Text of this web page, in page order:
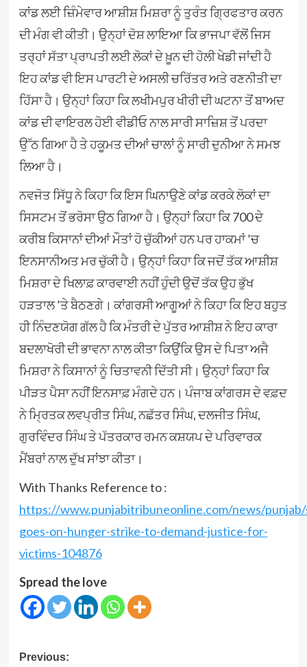
ਕਾਂਡ ਲਈ ਜ਼ਿੰਮੇਵਾਰ ਆਸ਼ੀਸ਼ ਮਿਸ਼ਰਾ ਨੂੰ ਤੁਰੰਤ ਗ੍ਰਿਫਤਾਰ ਕਰਨ
ਦੀ ਮੰਗ ਵੀ ਕੀਤੀ। ਉਨ੍ਹਾਂ ਦੋਸ਼ ਲਾਇਆ ਕਿ ਭਾਜਪਾ ਵੱਲੋਂ ਜਿਸ
ਤਰ੍ਹਾਂ ਸੱਤਾ ਪ੍ਰਾਪਤੀ ਲਈ ਲੋਕਾਂ ਦੇ ਖ਼ੂਨ ਦੀ ਹੋਲੀ ਖੇਡੀ ਜਾਂਦੀ ਹੈ
ਇਹ ਕਾਂਡ ਵੀ ਇਸ ਪਾਰਟੀ ਦੇ ਅਸਲੀ ਚਰਿੱਤਰ ਅਤੇ ਰਣਨੀਤੀ ਦਾ
ਹਿੱਸਾ ਹੈ। ਉਨ੍ਹਾਂ ਕਿਹਾ ਕਿ ਲਖੀਮਪੁਰ ਖੀਰੀ ਦੀ ਘਟਨਾ ਤੋਂ ਬਾਅਦ
ਕਾਂਡ ਦੀ ਵਾਇਰਲ ਹੋਈ ਵੀਡੀਓ ਨਾਲ ਸਾਰੀ ਸਾਜ਼ਿਸ਼ ਤੋਂ ਪਰਦਾ
ਉੱਠ ਗਿਆ ਹੈ ਤੇ ਹਕੂਮਤ ਦੀਆਂ ਚਾਲਾਂ ਨੂੰ ਸਾਰੀ ਦੁਨੀਆ ਨੇ ਸਮਝ
ਲਿਆ ਹੈ।
ਨਵਜੋਤ ਸਿੱਧੂ ਨੇ ਕਿਹਾ ਕਿ ਇਸ ਘਿਨਾਉਣੇ ਕਾਂਡ ਕਰਕੇ ਲੋਕਾਂ ਦਾ
ਸਿਸਟਮ ਤੋਂ ਭਰੋਸਾ ਉਠ ਗਿਆ ਹੈ। ਉਨ੍ਹਾਂ ਕਿਹਾ ਕਿ 700 ਦੇ
ਕਰੀਬ ਕਿਸਾਨਾਂ ਦੀਆਂ ਮੌਤਾਂ ਹੋ ਚੁੱਕੀਆਂ ਹਨ ਪਰ ਹਾਕਮਾਂ ’ਚ
ਇਨਸਾਨੀਅਤ ਮਰ ਚੁੱਕੀ ਹੈ। ਉਨ੍ਹਾਂ ਕਿਹਾ ਕਿ ਜਦੋਂ ਤੱਕ ਆਸ਼ੀਸ਼
ਮਿਸ਼ਰਾ ਦੇ ਖਿਲਾਫ਼ ਕਾਰਵਾਈ ਨਹੀਂ ਹੁੰਦੀ ਉਦੋਂ ਤੱਕ ਉਹ ਭੁੱਖ
ਹੜਤਾਲ ’ਤੇ ਬੈਠਣਗੇ। ਕਾਂਗਰਸੀ ਆਗੂਆਂ ਨੇ ਕਿਹਾ ਕਿ ਇਹ ਬਹੁਤ
ਹੀ ਨਿੰਦਣਯੋਗ ਗੱਲ ਹੈ ਕਿ ਮੰਤਰੀ ਦੇ ਪੁੱਤਰ ਆਸ਼ੀਸ਼ ਨੇ ਇਹ ਕਾਰਾ
ਬਦਲਾਖੋਰੀ ਦੀ ਭਾਵਨਾ ਨਾਲ ਕੀਤਾ ਕਿਉਂਕਿ ਉਸ ਦੇ ਪਿਤਾ ਅਜੈ
ਮਿਸ਼ਰਾ ਨੇ ਕਿਸਾਨਾਂ ਨੂੰ ਚਿਤਾਵਨੀ ਦਿੱਤੀ ਸੀ। ਉਨ੍ਹਾਂ ਕਿਹਾ ਕਿ
ਪੀੜਤ ਪੈਸਾ ਨਹੀਂ ਇਨਸਾਫ਼ ਮੰਗਦੇ ਹਨ। ਪੰਜਾਬ ਕਾਂਗਰਸ ਦੇ ਵਫ਼ਦ
ਨੇ ਮ੍ਰਿਤਕ ਲਵਪ੍ਰੀਤ ਸਿੰਘ, ਨਛੱਤਰ ਸਿੰਘ, ਦਲਜੀਤ ਸਿੰਘ,
ਗੁਰਵਿੰਦਰ ਸਿੰਘ ਤੇ ਪੱਤਰਕਾਰ ਰਮਨ ਕਸ਼ਯਪ ਦੇ ਪਰਿਵਾਰਕ
ਮੈਂਬਰਾਂ ਨਾਲ ਦੁੱਖ ਸਾਂਝਾ ਕੀਤਾ।
With Thanks Reference to :
https://www.punjabitribuneonline.com/news/
goes-on-hunger-strike-to-demand-justice-for-
victims-104876
Spread the love
Post
Previous: